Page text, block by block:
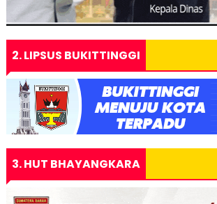
2. LIPSUS BUKITTINGGI
3. HUT BHAYANGKARA